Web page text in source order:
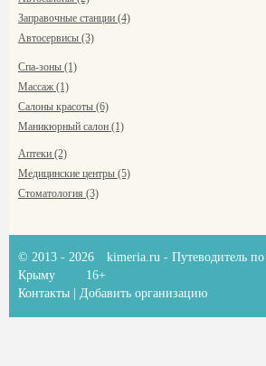
Заправочные станции (4)
Автосервисы (3)
Спа-зоны (1)
Массаж (1)
Салоны красоты (6)
Маникюрный салон (1)
Аптеки (2)
Медицинские центры (5)
Стоматология (3)
© 2013 - 2026 kimeria.ru - Путеводитель
Крыму
16+
Контакты
Добавить организацию